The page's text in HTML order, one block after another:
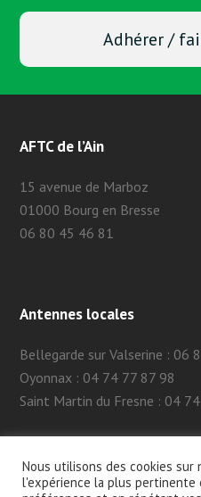
Adhérer /
AFTC de l’Ain
15 avenue de Marboz
01000 Bourg en Bresse
06 80 45 46 81
Antennes locales
Bellegarde sur Valserine : 06
Oyonnax : 04 74 77 87 98
Saint Martin du Fresne : 04
Nous utilisons des cookies
l'expérience la plus pertinente